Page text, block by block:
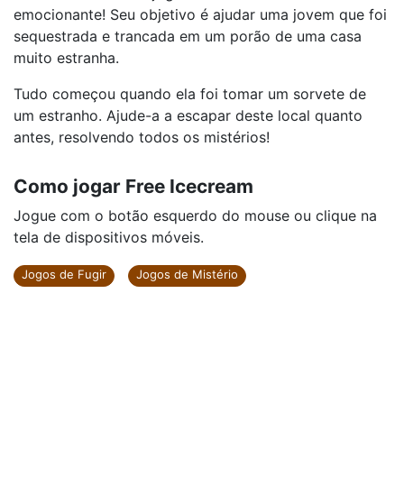
emocionante! Seu objetivo é ajudar uma jovem que foi
sequestrada e trancada em um porão de uma casa
muito estranha.
Tudo começou quando ela foi tomar um sorvete de
um estranho. Ajude-a a escapar deste local quanto
antes, resolvendo todos os mistérios!
Como jogar Free Icecream
Jogue com o botão esquerdo do mouse ou clique na
tela de dispositivos móveis.
Jogos de Fugir Jogos de Mistério